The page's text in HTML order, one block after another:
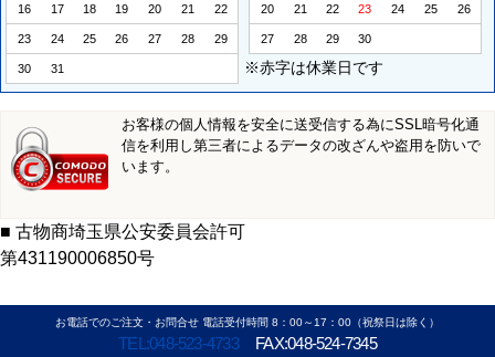
16 17 18 19 20 21 22
23 24 25 26 27 28 29
30 31
20 21 22 23 24 25 26
27 28 29 30
※赤字は休業日です
お客様の個人情報を安全に送受信する為にSSL暗号化通
信を利用し第三者によるデータの改ざんや盗用を防いで
います。
■ 古物商埼玉県公安委員会許可
第431190006850号
お電話でのご注文・お問合せ 電話受付時間 8：00～17：00（祝祭日は除く）
TEL:048-523-4733 FAX:048-524-7345